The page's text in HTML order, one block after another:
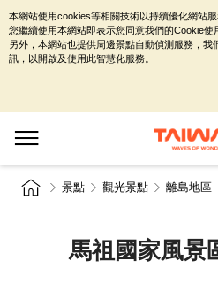
景點 觀光景點 離島地區
馬祖國家風景
本網站使用cookies等相關技術以持續優化網站
您繼續使用本網站即表示您同意我們的Cookie使
另外，本網站也提供周邊景點自動偵測服務，
訊，以開啟及使用此智慧化服務。